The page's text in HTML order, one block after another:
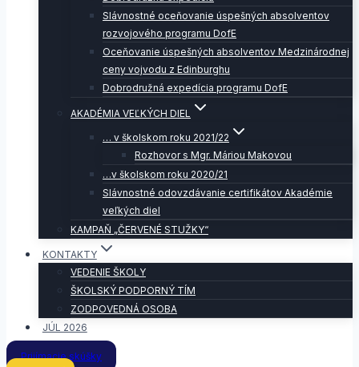
Slávnostné oceňovanie úspešných absolventov
rozvojového programu DofE
Oceňovanie úspešných absolventov Medzinárodnej
ceny vojvodu z Edinburghu
Dobrodružná expedícia programu DofE
AKADÉMIA VEĽKÝCH DIEL
… v školskom roku 2021/22
Rozhovor s Mgr. Máriou Makovou
…v školskom roku 2020/21
Slávnostné odovzdávanie certifikátov Akadémie
veľkých diel
KAMPAŇ „ČERVENÉ STUŽKY“
KONTAKTY
VEDENIE ŠKOLY
ŠKOLSKÝ PODPORNÝ TÍM
ZODPOVEDNÁ OSOBA
JÚL 2026
Prijímacie skúšky